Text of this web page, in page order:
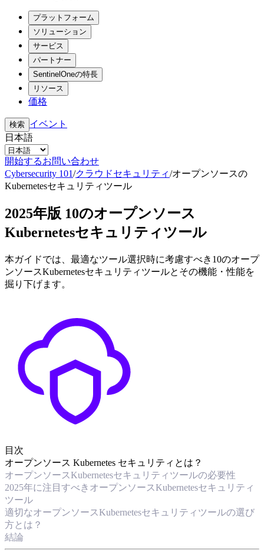
プラットフォーム
ソリューション
サービス
パートナー
SentinelOneの特長
リソース
価格
検索 イベント
日本語
開始するお問い合わせ
Cybersecurity 101/クラウドセキュリティ/オープンソースの
Kubernetesセキュリティツール
2025年版 10のオープンソース
Kubernetesセキュリティツール
本ガイドでは、最適なツール選択時に考慮すべき10のオープ
ンソースKubernetesセキュリティツールとその機能・性能を
掘り下げます。
目次
オープンソース Kubernetes セキュリティとは？
オープンソースKubernetesセキュリティツールの必要性
2025年に注目すべきオープンソースKubernetesセキュリティ
ツール
適切なオープンソースKubernetesセキュリティツールの選び
方とは？
結論